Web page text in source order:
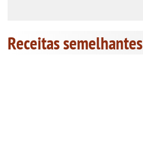
Receitas semelhantes